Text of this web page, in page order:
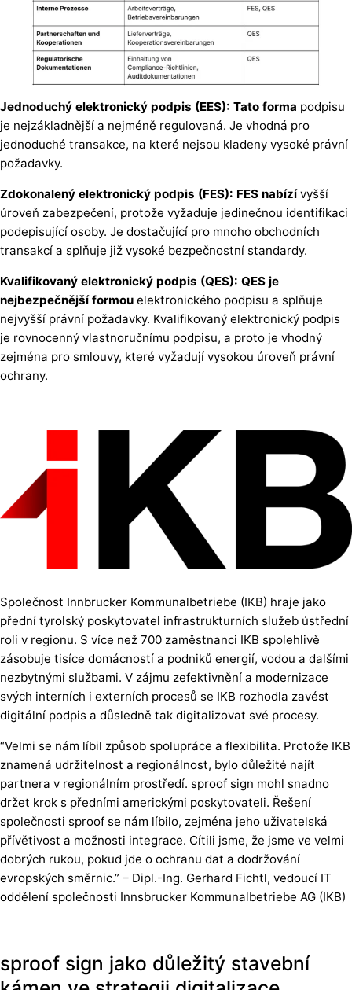
Jednoduchý elektronický podpis (EES): Tato forma podpisu
je nejzákladnější a nejméně regulovaná. Je vhodná pro
jednoduché transakce, na které nejsou kladeny vysoké právní
požadavky.
Zdokonalený elektronický podpis (FES): FES nabízívyšší
úroveň zabezpečení, protože vyžaduje jedinečnou identifikaci
podepisující osoby. Je dostačující pro mnoho obchodních
transakcí a splňuje již vysoké bezpečnostní standardy.
Kvalifikovaný elektronický podpis (QES): QES je
nejbezpečnější formou elektronického podpisu a splňuje
nejvyšší právní požadavky. Kvalifikovaný elektronický podpis
je rovnocenný vlastnoručnímu podpisu, a proto je vhodný
zejména pro smlouvy, které vyžadují vysokou úroveň právní
ochrany.
Společnost Innbrucker Kommunalbetriebe (IKB) hraje jako
přední tyrolský poskytovatel infrastrukturních služeb ústřední
roli v regionu. S více než 700 zaměstnanci IKB spolehlivě
zásobuje tisíce domácností a podniků energií, vodou a dalšími
nezbytnými službami. V zájmu zefektivnění a modernizace
svých interních i externích procesů se IKB rozhodla zavést
digitální podpis a důsledně tak digitalizovat své procesy.
“Velmi se nám líbil způsob spolupráce a flexibilita. Protože IKB
znamená udržitelnost a regionálnost, bylo důležité najít
partnera v regionálním prostředí. sproof sign mohl snadno
držet krok s předními americkými poskytovateli. Řešení
společnosti sproof se nám líbilo, zejména jeho uživatelská
přívětivost a možnosti integrace. Cítili jsme, že jsme ve velmi
dobrých rukou, pokud jde o ochranu dat a dodržování
evropských směrnic.” – Dipl.-Ing. Gerhard Fichtl, vedoucí IT
oddělení společnosti Innsbrucker Kommunalbetriebe AG (IKB)
sproof sign jako důležitý stavební